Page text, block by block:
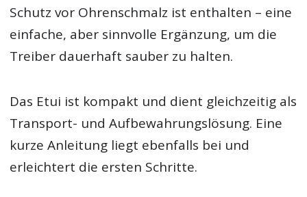
Schutz vor Ohrenschmalz ist enthalten – eine
einfache, aber sinnvolle Ergänzung, um die
Treiber dauerhaft sauber zu halten.
Das Etui ist kompakt und dient gleichzeitig als
Transport- und Aufbewahrungslösung. Eine
kurze Anleitung liegt ebenfalls bei und
erleichtert die ersten Schritte.